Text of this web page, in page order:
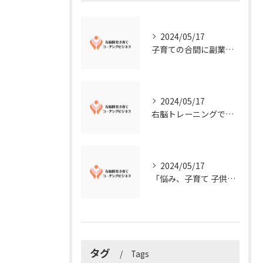
2024/05/17
子育ての合間に副業コーチングで収入アップ！右脳開発子育てコーチングビジネスの可能性とは？
2024/05/17
右脳トレーニングで視覚的センスを磨こう！
2024/05/17
「悩み、子育て 子供の発達」を解決する右脳開発子育てコーチングビジネス業界の魅力とは？
タグ Tags